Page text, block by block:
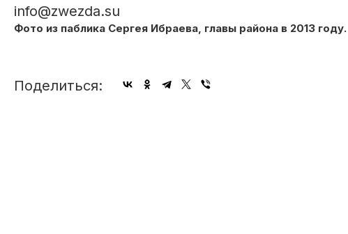
info@zwezda.su
Фото из паблика Сергея Ибраева, главы района в 2013 году.
Поделиться: